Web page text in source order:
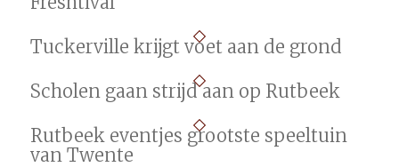
Tuckerville krijgt voet aan de grond
Scholen gaan strijd aan op Rutbeek
Rutbeek eventjes grootste speeltuin
van Twente